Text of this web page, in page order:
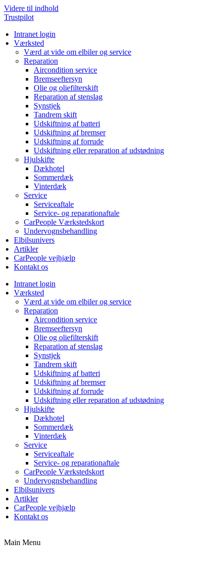
Videre til indhold
Trustpilot
Intranet login
Værksted
Værd at vide om elbiler og service
Reparation
Aircondition service
Bremseeftersyn
Olie og oliefilterskift
Reparation af stenslag
Synstjek
Tandrem skift
Udskiftning af batteri
Udskiftning af bremser
Udskiftning af forrude
Udskiftning eller reparation af udstødning
Hjulskifte
Dækhotel
Sommerdæk
Vinterdæk
Service
Serviceaftale
Service- og reparationaftale
CarPeople Værkstedskort
Undervognsbehandling
Elbilsunivers
Artikler
CarPeople vejhjælp
Kontakt os
Intranet login
Værksted
Værd at vide om elbiler og service
Reparation
Aircondition service
Bremseeftersyn
Olie og oliefilterskift
Reparation af stenslag
Synstjek
Tandrem skift
Udskiftning af batteri
Udskiftning af bremser
Udskiftning af forrude
Udskiftning eller reparation af udstødning
Hjulskifte
Dækhotel
Sommerdæk
Vinterdæk
Service
Serviceaftale
Service- og reparationaftale
CarPeople Værkstedskort
Undervognsbehandling
Elbilsunivers
Artikler
CarPeople vejhjælp
Kontakt os
Main Menu